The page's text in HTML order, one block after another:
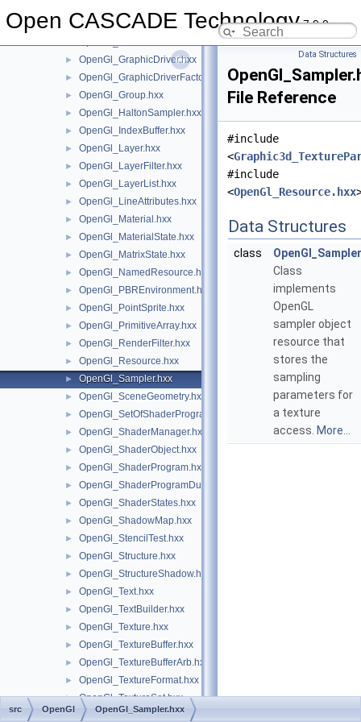
Open CASCADE Technology7.9.0
► OpenGl_GlTypes.hxx
OpenGl_GraduatedTrihedron.hxx
► OpenGl_GraphicDriver.hxx
► OpenGl_GraphicDriverFactory.hxx
► OpenGl_Group.hxx
► OpenGl_HaltonSampler.hxx
► OpenGl_IndexBuffer.hxx
► OpenGl_Layer.hxx
► OpenGl_LayerFilter.hxx
► OpenGl_LayerList.hxx
► OpenGl_LineAttributes.hxx
► OpenGl_Material.hxx
► OpenGl_MaterialState.hxx
► OpenGl_MatrixState.hxx
► OpenGl_NamedResource.hxx
► OpenGl_PBREnvironment.hxx
► OpenGl_PointSprite.hxx
► OpenGl_PrimitiveArray.hxx
► OpenGl_RenderFilter.hxx
► OpenGl_Resource.hxx
► OpenGl_Sampler.hxx
► OpenGl_SceneGeometry.hxx
► OpenGl_SetOfShaderPrograms.hxx
► OpenGl_ShaderManager.hxx
► OpenGl_ShaderObject.hxx
► OpenGl_ShaderProgram.hxx
► OpenGl_ShaderProgramDumpLevel.hxx
► OpenGl_ShaderStates.hxx
► OpenGl_ShadowMap.hxx
► OpenGl_StencilTest.hxx
► OpenGl_Structure.hxx
► OpenGl_StructureShadow.hxx
► OpenGl_Text.hxx
► OpenGl_TextBuilder.hxx
► OpenGl_Texture.hxx
► OpenGl_TextureBuffer.hxx
► OpenGl_TextureBufferArb.hxx
► OpenGl_TextureFormat.hxx
► OpenGl_TextureSet.hxx
► OpenGl_TextureSetPairIterator.hxx
Data Structures
File Reference
#include
<
#include
<OpenGl_Resource.hxx
Data Structures
class
OpenGl_Sampler
Class
implements
OpenGL
sampler object
resource that
stores the
sampling
parameters for
a texture
access. More...
src OpenGl OpenGl_Sampler.hxx